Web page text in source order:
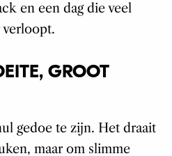
en een dag die veel
GROOT
gedoe te zijn. Het draait
maar om slimme